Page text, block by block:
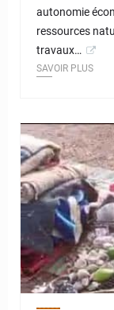
autonomie
ressources
travaux…
SAVOIR PLUS